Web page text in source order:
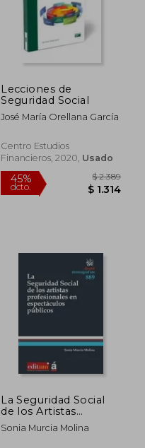
dcto.
Lecciones de
Seguridad Social
José María Orellana García
Centro Estudios
Financieros, 2020, Usado
La Seguridad Social
de los Artistas
Profesionales en
Espectáculos
Sonia Murcia Molina